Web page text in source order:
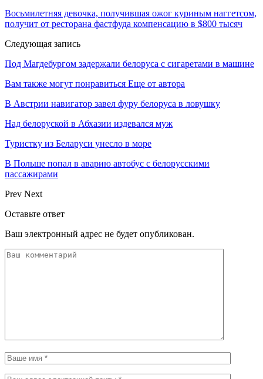
Восьмилетняя девочка, получившая ожог куриным наггетсом,
получит от ресторана фастфуда компенсацию в $800 тысяч
Следующая запись
Под Магдебургом задержали белоруса с сигаретами в машине
Вам также могут понравиться Еще от автора
В Австрии навигатор завел фуру белоруса в ловушку
Над белоруской в Абхазии издевался муж
Туристку из Беларуси унесло в море
В Польше попал в аварию автобус с белорусскими
пассажирами
Prev Next
Оставьте ответ
Ваш электронный адрес не будет опубликован.